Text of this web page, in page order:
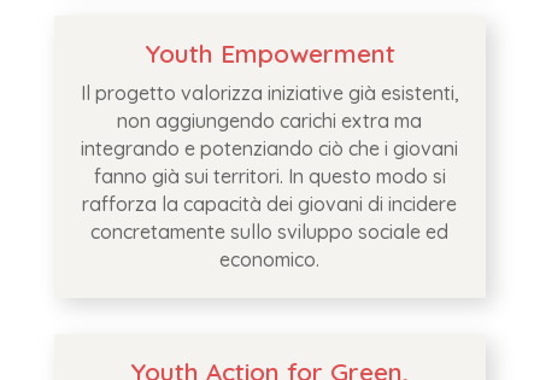
Youth Empowerment
Il progetto valorizza iniziative già esistenti,
non aggiungendo carichi extra ma
integrando e potenziando ciò che i giovani
fanno già sui territori. In questo modo si
rafforza la capacità dei giovani di incidere
concretamente sullo sviluppo sociale ed
economico.
Youth Action for Green,